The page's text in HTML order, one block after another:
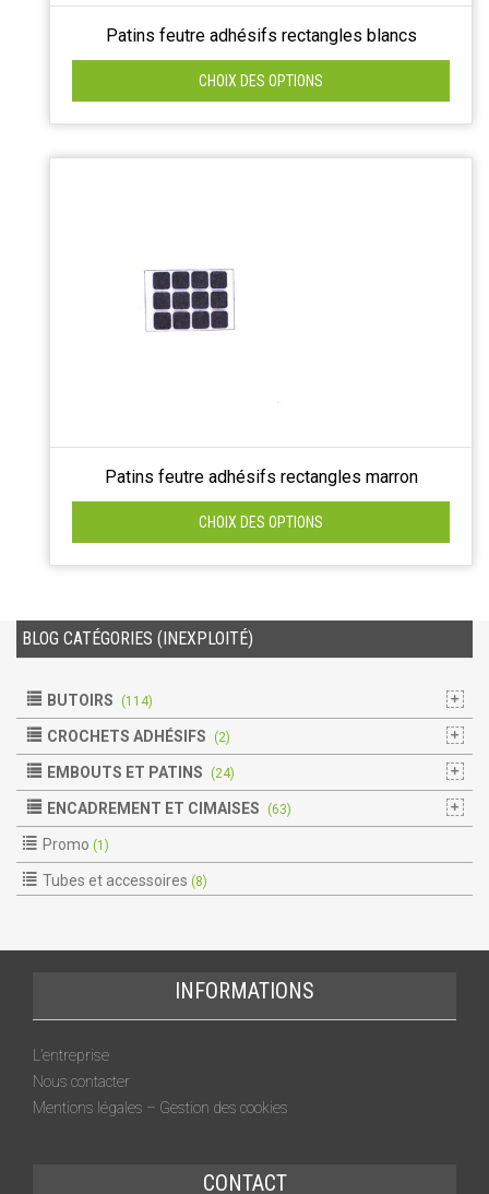
Patins feutre adhésifs rectangles blancs
CHOIX DES OPTIONS
Patins feutre adhésifs rectangles marron
CHOIX DES OPTIONS
BLOG CATÉGORIES (INEXPLOITÉ)
BUTOIRS (114)
CROCHETS ADHÉSIFS (2)
EMBOUTS ET PATINS (24)
ENCADREMENT ET CIMAISES (63)
Promo (1)
Tubes et accessoires (8)
INFORMATIONS
L’entreprise
Nous contacter
Mentions légales – Gestion des cookies
CONTACT